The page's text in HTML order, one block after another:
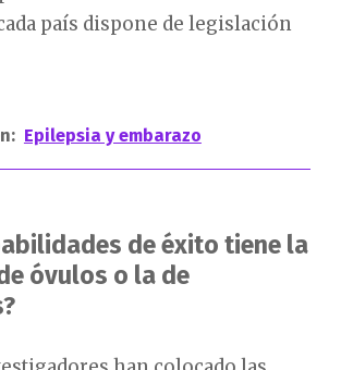
país dispone de legislación
Epilepsia y embarazo
de éxito tiene la
óvulos o la de